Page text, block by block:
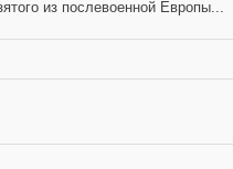
из послевоенной Европы...